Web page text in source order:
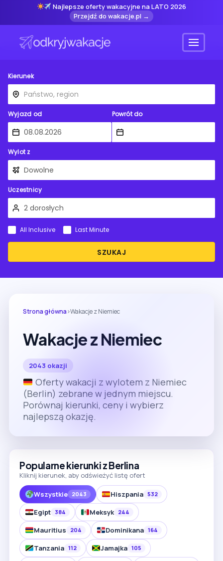
Najlepsze oferty wakacyjne na LATO 2026
Przejdź do wakacje.pl →
Menu
Kierunek
Wyjazd od Powrót do
Wylot z
Uczestnicy
SZUKAJ
All Inclusive Last Minute
Strona główna›Wakacje z Niemiec
Wakacje z Niemiec
2043 okazji
Oferty wakacji z wylotem z Niemiec
(Berlin) zebrane w jednym miejscu.
Porównaj kierunki, ceny i wybierz
najlepszą okazję.
Popularne kierunki z Berlina
Kliknij kierunek, aby odświeżyć listę ofert
Wszystkie 2043 Hiszpania 532
Egipt 384 Meksyk 244
Mauritius 204 Dominikana 164
Tanzania 112 Jamajka 105